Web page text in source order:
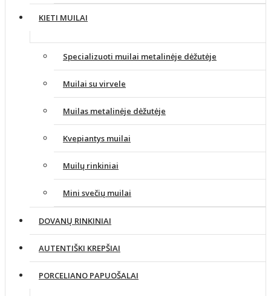
KIETI MUILAI
Specializuoti muilai metalinėje dėžutėje
Muilai su virvele
Muilas metalinėje dėžutėje
Kvepiantys muilai
Muilų rinkiniai
Mini svečių muilai
DOVANŲ RINKINIAI
AUTENTIŠKI KREPŠIAI
PORCELIANO PAPUOŠALAI